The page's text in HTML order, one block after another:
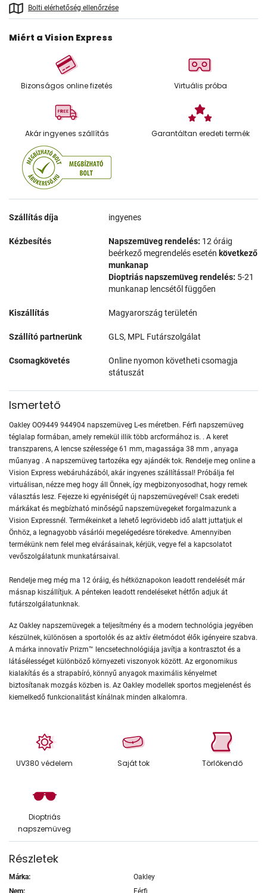
Bolti elérhetőség ellenőrzése
Miért a Vision Express
Bizonságos online fizetés Virtuális próba
Akár ingyenes szállítás Garantáltan eredeti termék
Szállítás díja ingyenes
Kézbesítés Napszemüveg rendelés: 12 óráig
beérkező megrendelés esetén következő
munkanap
Dioptriás napszemüveg rendelés: 5-21
munkanap lencsétől függően
Kiszállítás Magyarország területén
Szállító partnerünk GLS, MPL Futárszolgálat
Csomagkövetés
Online nyomon követheti csomagja
státuszát
Ismertető
Oakley OO9449 944904 napszemüveg L-es méretben. Férfi napszemüveg
téglalap formában, amely remekül illik több arcformához is. . A keret
transzparens, A lencse szélessége 61 mm, magassága 38 mm , anyaga
műanyag . A napszemüveg tartozéka egy ajándék tok. Rendelje meg online a
Vision Express webáruházából, akár ingyenes szállítással! Próbálja fel
virtuálisan, nézze meg hogy áll Önnek, így megbizonyosodhat, hogy remek
választás lesz. Fejezze ki egyéniségét új napszemüvegével! Csak eredeti
márkákat és megbízható minőségű napszemüvegeket forgalmazunk a
Vision Expressnél. Termékeinket a lehető legrövidebb idő alatt juttatjuk el
Önhöz, a legnagyobb vásárlói megelégedésre törekedve. Amennyiben
termékünk nem felel meg elvárásainak, kérjük, vegye fel a kapcsolatot
vevőszolgálatunk munkatársaival.
Rendelje meg még ma 12 óráig, és hétköznapokon leadott rendelését már
másnap kiszállítjuk. A pénteken leadott rendeléseket hétfőn adjuk át
futárszolgálatunknak.
Az Oakley napszemüvegek a teljesítmény és a modern technológia jegyében
készülnek, különösen a sportolók és az aktív életmódot élők igényeire szabva.
A márka innovatív Prizm™ lencsetechnológiája javítja a kontrasztot és a
látásélességet különböző környezeti viszonyok között. Az ergonomikus
kialakítás és a strapabíró, könnyű anyagok maximális kényelmet
biztosítanak mozgás közben is. Az Oakley modellek sportos megjelenést és
kiemelkedő funkcionalitást kínálnak minden alkalomra.
UV380 védelem Saját tok Törlőkendő
Dioptriás
napszemüveg
Részletek
Márka:
Oakley
Nem:
Férfi